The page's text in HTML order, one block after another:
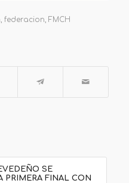
federacion FMCH
SE
PRIMERA FINAL CON